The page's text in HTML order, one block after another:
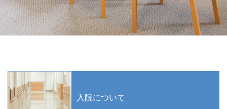
入院について